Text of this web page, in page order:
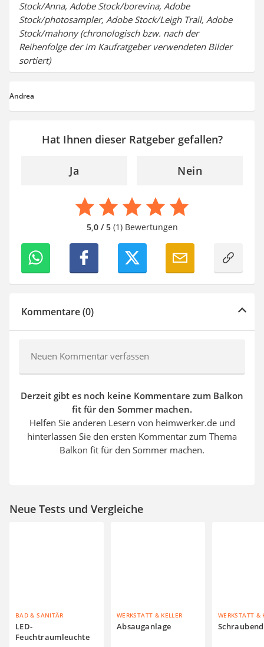
Stock/Anna, Adobe Stock/borevina, Adobe
Stock/photosampler, Adobe Stock/Leigh Trail, Adobe
Stock/mahony (chronologisch bzw. nach der
Reihenfolge der im Kaufratgeber verwendeten Bilder
sortiert)
Andrea
Hat Ihnen dieser Ratgeber gefallen?
Ja Nein
5,0 / 5(1) Bewertungen
Kommentare (0)
Neuen Kommentar verfassen
Derzeit gibt es noch keine Kommentare zum Balkon
fit für den Sommer machen.
Helfen Sie anderen Lesern von heimwerker.de und
hinterlassen Sie den ersten Kommentar zum Thema
Balkon fit für den Sommer machen.
Neue Tests und Vergleiche
BAD & SANITÄR
LED-
Feuchtraumleuchte
WERKSTATT & KELLER
Absauganlage
WERKSTATT &